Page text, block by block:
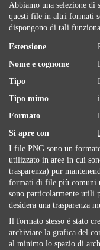
Abbiamo una selezione di
questi file in altri formati
dispongono di tali
Estensione
Nome e cognome
Tipo
Tipo mimo
Formato
Si apre con
I file PNG sono un
utilizzato in aree in cui
trasparenza) pur
formati di file più comuni
sono particolarmente utili
desidera una trasparenza
Il formato stesso è stato
archiviare la grafica del
al minimo lo spazio di